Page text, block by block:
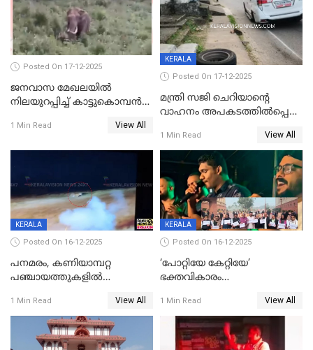
Posted On 17-12-2025
ജനവാസ മേഖലയില്‍
നിലയുറപ്പിച്ച് കാട്ടുകൊമ്പന്‍
1 Min Read View All
KERALA
Posted On 17-12-2025
മന്ത്രി സജി ചെറിയാന്റെ
വാഹനം അപകടത്തിൽപ്പെട്ടു;
രക്ഷപ്പെട്ടത് തലനാരിടയ്ക്ക്
1 Min Read View All
KERALA
Posted On 16-12-2025
പനമരം, കണിയാമ്പറ്റ
പഞ്ചായത്തുകളിൽ
സ്ഥാപനങ്ങൾക്ക് അവധി
1 Min Read View All
KERALA
Posted On 16-12-2025
‘പോറ്റിയേ കേറ്റിയേ’
ഭക്തവികാരം
ഡിജിപിക്ക് പരാതി; ശക്തമായ
നടപടി വേണമെന്നു
സിപിഐഎമ്മും
1 Min Read View All